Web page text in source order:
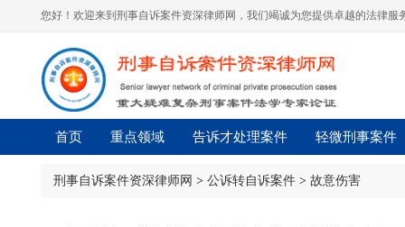
您好！欢迎来到刑事自诉案件资深律师网，我们竭诚为您提供卓越的法律服
首页 重点领域 告诉才处理案件 轻微刑事案件
刑事自诉案件资深律师网 > 公诉转自诉案件 > 故意伤害